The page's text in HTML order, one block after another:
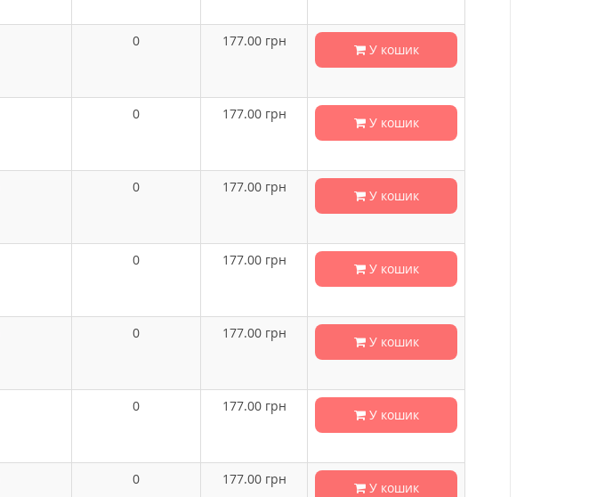
0 177.00грн
У кошик
0 177.00грн
У кошик
0 177.00грн
У кошик
0 177.00грн
У кошик
0 177.00грн
У кошик
0 177.00грн
У кошик
0 177.00грн
У кошик